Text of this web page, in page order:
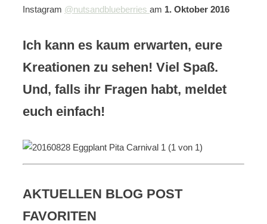
Instagram @nutsandblueberries am 1. Oktober 2016
Ich kann es kaum erwarten, eure
Kreationen zu sehen! Viel Spaß.
Und, falls ihr Fragen habt, meldet
euch einfach!
AKTUELLEN BLOG POST
FAVORITEN